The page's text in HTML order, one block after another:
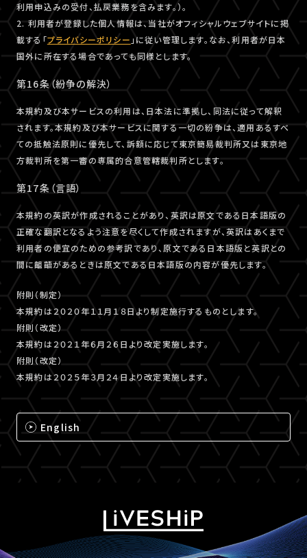
利用申込みの受付、払戻業務を含みます。）。
2. 利用者が登録した個人情報は、当社がオフィシャルウェブサイトに掲
載する「プライバシーポリシー 」に従い管理します。なお、利用者が日本
国外に所在する場合であっても同様とします。
第16条（紛争の解決）
本規約及び本サービスの利用は、日本法に準拠し、同法に従って解釈
されます。本規約及び本サービスに関する一切の紛争は、適用あるすべ
ての抵触法原則に優先して、訴額に応じて東京簡易裁判所又は東京地
方裁判所を第一審の専属的合意管轄裁判所とします。
第17条（言語）
本規約の英訳が作成されることがあり、英訳は原文である日本語版の
正確な翻訳となるよう注意を尽くして作成されますが、英訳はあくまで
利用者の便宜のための参考訳であり、原文である日本語版と英訳との
間に齟齬があるときは原文である日本語版の内容が優先します。
附則（制定）
本規約は２０２０年１１月１８日より制定施行するものとします。
附則（改定）
本規約は２０２１年６月２６日より改定実施します。
附則（改定）
本規約は２０２５年３月２４日より改定実施します。
English